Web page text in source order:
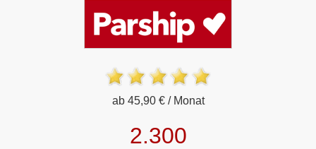
ab 45,90 € / Monat
2.300